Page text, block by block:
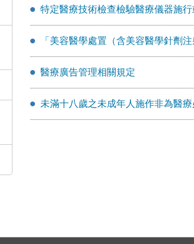
特定醫療技術檢查檢驗醫療儀器施
「美容醫學處置（含美容醫學針劑
醫療廣告管理相關規定
未滿十八歲之未成年人施作非為醫